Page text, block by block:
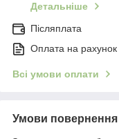
Детальніше
Післяплата
Оплата на рахунок
Всі умови оплати
Умови повернення